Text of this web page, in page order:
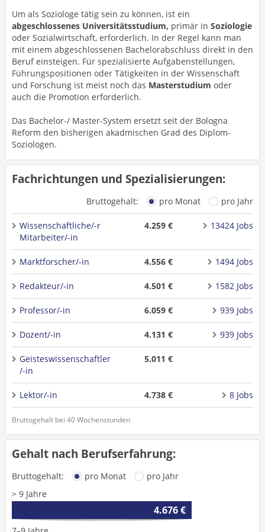
Um als Soziologe tätig sein zu können, ist ein
abgeschlossenes Universitätsstudium, primär in Soziologie
oder Sozialwirtschaft, erforderlich. In der Regel kann man
mit einem abgeschlossenen Bachelorabschluss direkt in den
Beruf einsteigen. Für spezialisierte Aufgabenstellungen,
Führungspositionen oder Tätigkeiten in der Wissenschaft
und Forschung ist meist noch das Masterstudium oder
auch die Promotion erforderlich.
Das Bachelor-/ Master-System ersetzt seit der Bologna
Reform den bisherigen akadmischen Grad des Diplom-
Soziologen.
Fachrichtungen und Spezialisierungen:
Bruttogehalt: pro Monat pro Jahr
Wissenschaftliche/-r
Mitarbeiter/-in
4.259 € 13424 Jobs
Marktforscher/-in 4.556 € 1494 Jobs
Redakteur/-in 4.501 € 1582 Jobs
Professor/-in 6.059 € 939 Jobs
Dozent/-in 4.131 € 939 Jobs
Geisteswissenschaftler
/-in
5.011 €
Lektor/-in 4.738 € 8 Jobs
Bruttogehalt bei 40 Wochenstunden
Gehalt nach Berufserfahrung:
Bruttogehalt: pro Monat
pro Jahr
> 9 Jahre
4.676 €